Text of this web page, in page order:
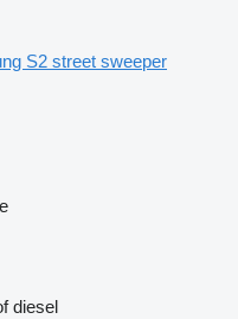
S2 street sweeper
diesel